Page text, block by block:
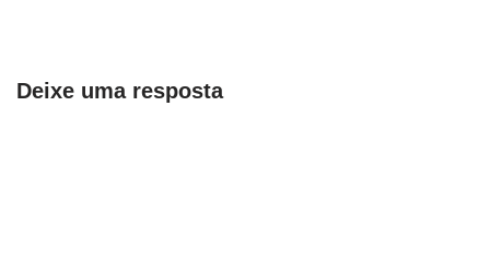
Deixe uma resposta